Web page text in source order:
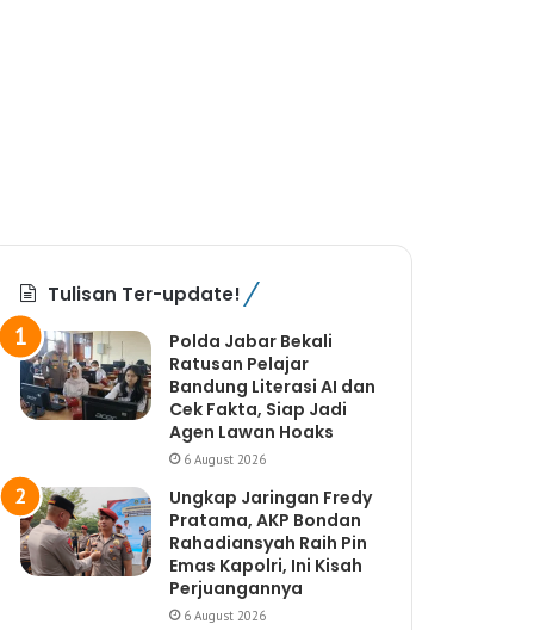
Tulisan Ter-update!
Polda Jabar Bekali
Ratusan Pelajar
Bandung Literasi AI dan
Cek Fakta, Siap Jadi
Agen Lawan Hoaks
6 August 2026
Ungkap Jaringan Fredy
Pratama, AKP Bondan
Rahadiansyah Raih Pin
Emas Kapolri, Ini Kisah
Perjuangannya
6 August 2026